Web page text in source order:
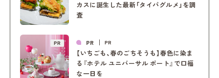
カスに誕生した最新「タイパグルメ」を調
査
PR PR PR
【いちごも、春のごちそうも】春色に染ま
る『ホテル ユニバーサル ポート』で口福
な一日を